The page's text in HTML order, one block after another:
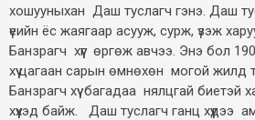
хошууныхан Даш туслагч гэнэ. Даш
үеийн ёс жаягаар асууж, сурж, үзэж
Банзрагч хүүг өргөж авчээ. Энэ бол
хүү цагаан сарын өмнөхөн могой жилд
Банзрагч хүү багадаа нялцгай биетэй
хүүхэд байж. Даш туслагч ганц хүүдээ